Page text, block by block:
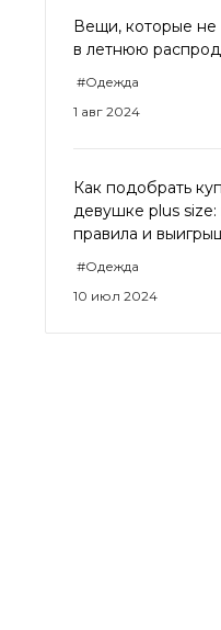
Вещи, которые не
в летнюю
#Одежда
1 авг 2024
Как подобрать
девушке plus size:
правила и
#Одежда
10 июл 2024